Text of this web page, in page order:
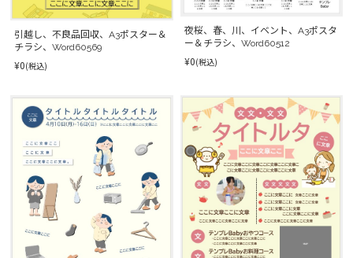
引越し、不良品回収、A3ポスター＆
チラシ、Word60569
¥0(税込)
夜桜、春、川、イベント、A3ポスタ
ー＆チラシ、Word60512
¥0(税込)